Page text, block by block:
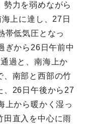
勢力を弱めながら
上に達し、27日
帯低気圧となっ
ぎから26日午前中
過と、南海上か
、南部と西部の竹
、26日午後から27
上から暖かく湿っ
田直入を中心に雨